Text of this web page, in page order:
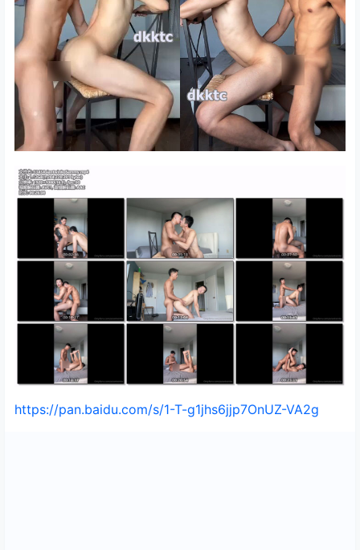
https://pan.baidu.com/s/1-T-g1jhs6jjp7OnUZ-VA2g